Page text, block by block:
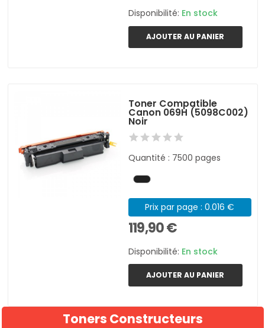
Disponibilité: En stock
AJOUTER AU PANIER
Toner Compatible
Canon 069H (5098C002)
Noir
Quantité : 7500 pages
Prix par page : 0.016 €
119,90 €
Disponibilité: En stock
AJOUTER AU PANIER
Toners Constructeurs